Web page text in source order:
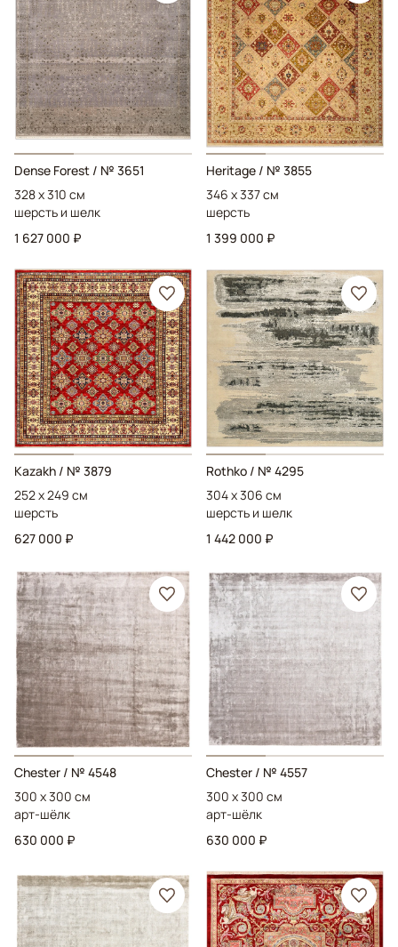
Dense Forest / № 3651
328 x 310 см
шерсть и шелк
1 627 000 ₽
Heritage / № 3855
346 x 337 см
шерсть
1 399 000 ₽
Kazakh / № 3879
252 x 249 см
шерсть
627 000 ₽
Rothko / № 4295
304 x 306 см
шерсть и шелк
1 442 000 ₽
Chester / № 4548
300 x 300 см
арт-шёлк
630 000 ₽
Chester / № 4557
300 x 300 см
арт-шёлк
630 000 ₽